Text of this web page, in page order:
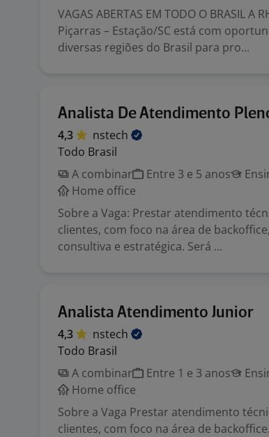
VAGAS ABERTAS EM TODO O BRASIL
Piçarras – Estação/SC está com
diversas regiões do Brasil para pro...
Analista De Atendimento
4,3
nstech
Todo Brasil
A combinar
Entre 3 e 5 anos
Home office
Sobre a Vaga: Prestar atendimento
clientes, com foco na área de
consultiva e estratégica. Será ...
Analista Atendimento Junior
4,3
nstech
Todo Brasil
A combinar
Entre 1 e 3 anos
Home office
Sobre a Vaga Prestar atendimento
clientes, com foco na área de